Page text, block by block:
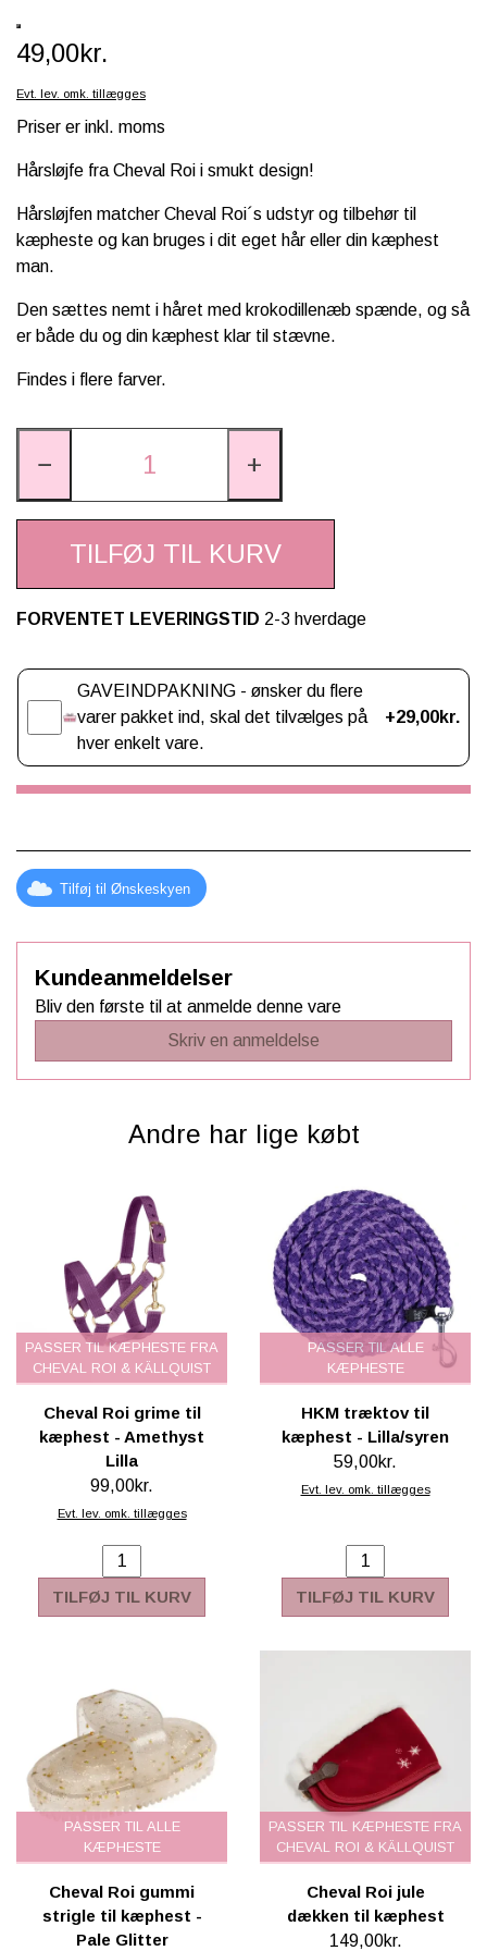
SJOVE HESTE TING
BABY
49,00kr.
Evt. lev. omk. tillægges
Priser er inkl. moms
Hårsløjfe fra Cheval Roi i smukt design!
Hårsløjfen matcher Cheval Roi´s udstyr og tilbehør til
kæpheste og kan bruges i dit eget hår eller din kæphest
man.
Den sættes nemt i håret med krokodillenæb spænde, og så
er både du og din kæphest klar til stævne.
Findes i flere farver.
− +
TILFØJ TIL KURV
FORVENTET LEVERINGSTID 2-3 hverdage
GAVEINDPAKNING - ønsker du flere
varer pakket ind, skal det tilvælges på
hver enkelt vare.
+29,00kr.
Tilføj til Ønskeskyen
Kundeanmeldelser
Bliv den første til at anmelde denne vare
Skriv en anmeldelse
Andre har lige købt
PASSER TIL KÆPHESTE FRA
CHEVAL ROI & KÄLLQUIST
Cheval Roi grime til
kæphest - Amethyst
Lilla
99,00kr.
Evt. lev. omk. tillægges
TILFØJ TIL KURV
PASSER TIL ALLE
KÆPHESTE
HKM træktov til
kæphest - Lilla/syren
59,00kr.
Evt. lev. omk. tillægges
TILFØJ TIL KURV
PASSER TIL ALLE
KÆPHESTE
Cheval Roi gummi
strigle til kæphest -
Pale Glitter
PASSER TIL KÆPHESTE FRA
CHEVAL ROI & KÄLLQUIST
Cheval Roi jule
dækken til kæphest
149,00kr.